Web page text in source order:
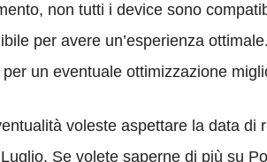
non tutti i device sono
per avere un’esperienza ottimale.
per un eventuale ottimizzazione
voleste aspettare la data
Se volete saperne di più su